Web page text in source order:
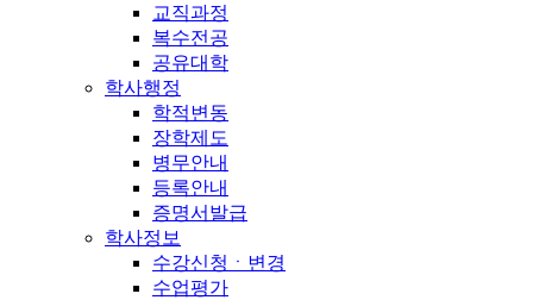
교직과정
복수전공
공유대학
학사행정
학적변동
장학제도
병무안내
등록안내
증명서발급
학사정보
수강신청ㆍ변경
수업평가